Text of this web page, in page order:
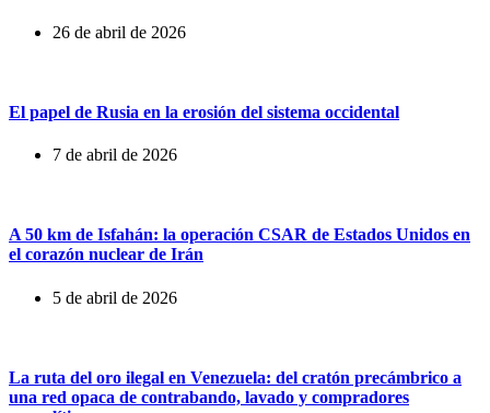
26 de abril de 2026
El papel de Rusia en la erosión del sistema occidental
7 de abril de 2026
A 50 km de Isfahán: la operación CSAR de Estados Unidos en
el corazón nuclear de Irán
5 de abril de 2026
La ruta del oro ilegal en Venezuela: del cratón precámbrico a
una red opaca de contrabando, lavado y compradores